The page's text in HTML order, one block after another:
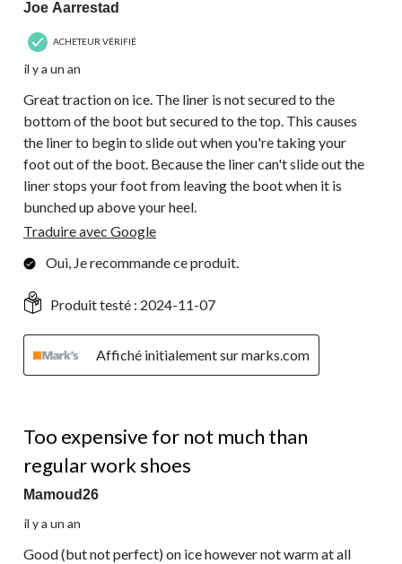
Joe Aarrestad
ACHETEUR VÉRIFIÉ
il y a un an
Great traction on ice. The liner is not secured to the
bottom of the boot but secured to the top. This causes
the liner to begin to slide out when you're taking your
foot out of the boot. Because the liner can't slide out the
liner stops your foot from leaving the boot when it is
bunched up above your heel.
Traduire avec Google
Oui, Je recommande ce produit.
Produit testé : 2024-11-07
Affiché initialement sur marks.com
Too expensive for not much than
regular work shoes
Mamoud26
il y a un an
Good (but not perfect) on ice however not warm at all